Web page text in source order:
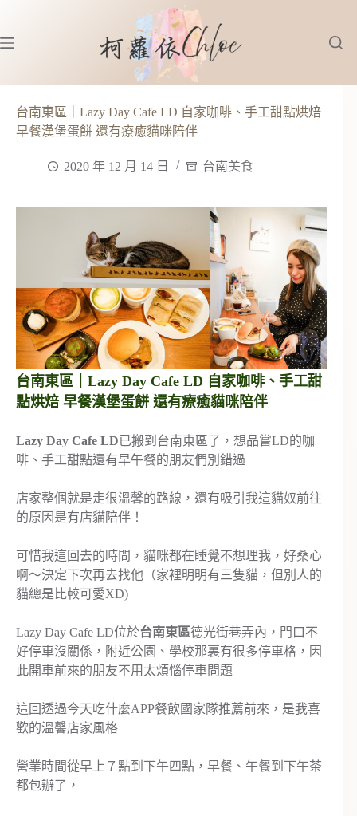
主
內
台南東區｜Lazy Day Cafe LD 自家咖啡、手工甜點烘焙
早餐漢堡蛋餅 還有療癒貓咪陪伴
2020 年 12 月 14 日 台南美食
台南東區｜Lazy Day Cafe LD 自家咖啡、手工甜
點烘焙 早餐漢堡蛋餅 還有療癒貓咪陪伴
Lazy Day Cafe LD已搬到台南東區了，想品嘗LD的咖
啡、手工甜點還有早午餐的朋友們別錯過
店家整個就是走很溫馨的路線，還有吸引我這貓奴前往
的原因是有店貓陪伴！
可惜我這回去的時間，貓咪都在睡覺不想理我，好桑心
啊～決定下次再去找他（家裡明明有三隻貓，但別人的
貓總是比較可愛XD)
Lazy Day Cafe LD位於台南東區德光街巷弄內，門口不
好停車沒關係，附近公園、學校那裏有很多停車格，因
此開車前來的朋友不用太煩惱停車問題
這回透過今天吃什麼APP餐飲國家隊推薦前來，是我喜
歡的溫馨店家風格
營業時間從早上７點到下午四點，早餐、午餐到下午茶
都包辦了，